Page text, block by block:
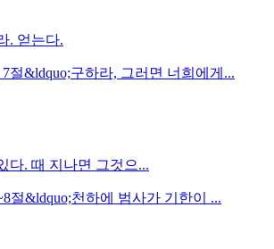
. 얻는다.
절&ldquo;구하라, 그러면 너희에게...
다. 때 지나면 그것으...
절&ldquo;천하에 범사가 기한이 ...